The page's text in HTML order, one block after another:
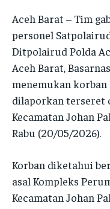
PENSAT
SATKER
POLRES
LAYANAN
KONTAK
PENSAT
PPID
PENSAT
SATKER
POLRES
LAYANAN
KONTAK
PENSAT
PPID
PENSAT
SATKER
POLRES
LAYANAN
KONTAK
PPID
POLRI TV
PENSAT
SATKER
POLRES
LAYANAN
KONTAK
PPID
POLRI TV
Aceh Barat – Tim
personel
Ditpolairud Polda
Aceh Barat,
menemukan korban
dilaporkan terseret
Kecamatan Johan
Rabu (20/05/2026).
Korban diketahui
asal Kompleks
Kecamatan Johan